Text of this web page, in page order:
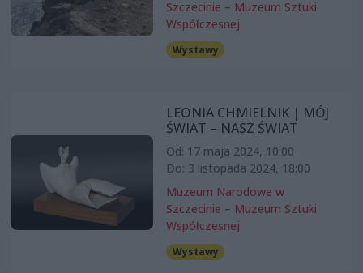
Szczecinie – Muzeum Sztuki
Współczesnej
Wystawy
LEONIA CHMIELNIK | MÓJ
ŚWIAT – NASZ ŚWIAT
Od: 17 maja 2024, 10:00
Do: 3 listopada 2024, 18:00
Muzeum Narodowe w
Szczecinie – Muzeum Sztuki
Współczesnej
Wystawy